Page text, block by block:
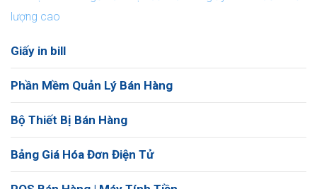
lượng cao
Giấy in bill
Phần Mềm Quản Lý Bán Hàng
Bộ Thiết Bị Bán Hàng
Bảng Giá Hóa Đơn Điện Tử